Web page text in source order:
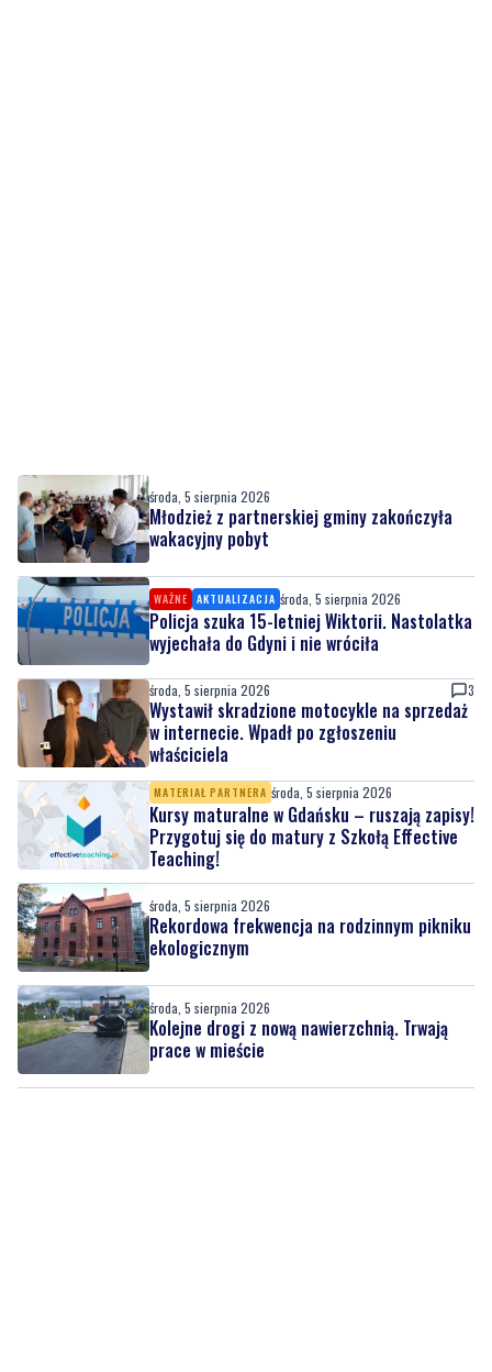
środa, 5 sierpnia 2026
Młodzież z partnerskiej gminy zakończyła
wakacyjny pobyt
WAŻNE AKTUALIZACJA środa, 5 sierpnia 2026
Policja szuka 15-letniej Wiktorii. Nastolatka
wyjechała do Gdyni i nie wróciła
środa, 5 sierpnia 2026 3
Wystawił skradzione motocykle na sprzedaż
w internecie. Wpadł po zgłoszeniu
właściciela
MATERIAŁ PARTNERA środa, 5 sierpnia 2026
Kursy maturalne w Gdańsku – ruszają zapisy!
Przygotuj się do matury z Szkołą Effective
Teaching!
środa, 5 sierpnia 2026
Rekordowa frekwencja na rodzinnym pikniku
ekologicznym
środa, 5 sierpnia 2026
Kolejne drogi z nową nawierzchnią. Trwają
prace w mieście